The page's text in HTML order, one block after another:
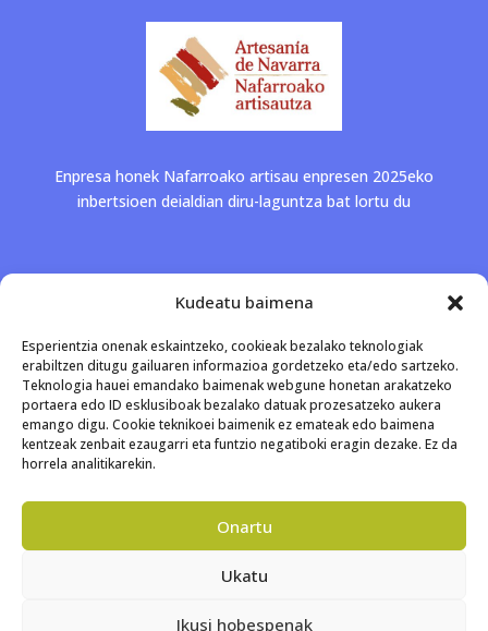
Kudeatu baimena
Esperientzia onenak eskaintzeko, cookieak bezalako teknologiak
erabiltzen ditugu gailuaren informazioa gordetzeko eta/edo sartzeko.
Teknologia hauei emandako baimenak webgune honetan arakatzeko
portaera edo ID esklusiboak bezalako datuak prozesatzeko aukera
emango digu. Cookie teknikoei baimenik ez emateak edo baimena
kentzeak zenbait ezaugarri eta funtzio negatiboki eragin dezake. Ez da
horrela analitikarekin.
Onartu
Ukatu
Ikusi hobespenak
Enpresa honek Nafarroako artisau enpresen 2025eko
inbertsioen deialdian diru-laguntza bat lortu du